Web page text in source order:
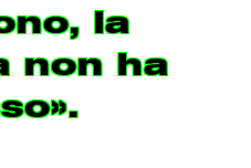
la
non ha